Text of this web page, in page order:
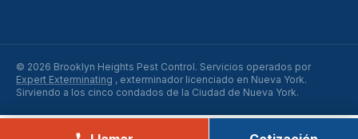
© 2026 Brooklyn Heights Pest Control. Servicios operados por
Expert Exterminating , exterminador licenciado en Nueva York.
Sirviendo a los cinco condados de la Ciudad de Nueva York.